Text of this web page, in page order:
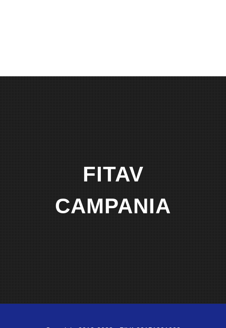
FITAV
CAMPANIA